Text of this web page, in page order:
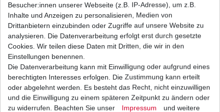
Filter
Zündkerze NGK CR9E, CR 9 E, CR9 E, CR 9E,
6263
UVP 13,30 € 9,31 € *
1 Stück | 9,31 € / Stück
inkl. ges. MwSt. zzgl.
Besucher:innen unserer Webseite (z.B. IP-Adresse), um z.B.
Inhalte und Anzeigen zu personalisieren, Medien von
Drittanbietern einzubinden oder Zugriffe auf unsere Website zu
analysieren. Die Datenverarbeitung erfolgt erst durch gesetzte
Cookies. Wir teilen diese Daten mit Dritten, die wir in den
Einstellungen benennen.
Die Datenverarbeitung kann mit Einwilligung oder aufgrund eines
berechtigten Interesses erfolgen. Die Zustimmung kann erteilt
oder abgelehnt werden. Es besteht das Recht, nicht einzuwilligen
und die Einwilligung zu einem späteren Zeitpunkt zu ändern oder
zu widerrufen. Beachten Sie unser
Impressum
und weitere